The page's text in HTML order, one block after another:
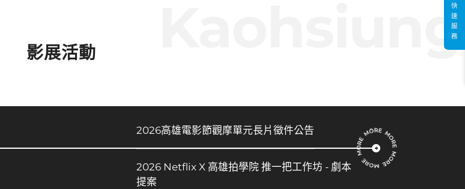
影展活動
2026高雄電影節觀摩單元長片徵件公告
2026 Netflix X 高雄拍學院 推一把工作坊 - 劇本
提案
快
速
服
務